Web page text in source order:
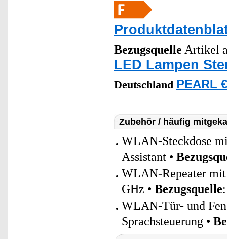
Bezugsquelle Artikel
LED Lampen
Deutschland PEARL
Zubehör / häufig
WLAN-Steckdose
Assistant •
WLAN-Repeater
GHz • Bezugsquelle
WLAN-Tür- und
Sprachsteuerung •